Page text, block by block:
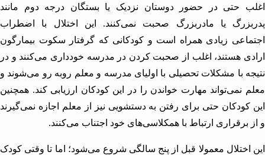
حتی در حضور دوستان نزدیک یا بستگان درجه دوم مانند
یا مادربزرگ صحبت نمی‌کنند. این اختلال با
اضطراب
زیادی همراه است و کودکانی که گرفتار سکوت بیمارگون
هستند، اغلب از صحبت کردن در مدرسه خودداری می‌کنند و در
بامشکلات تحصیلیبا اولیای مدرسه و معلم روبه رو می‌شوند و
نمی‌تواند مهارت خواندن را در این کودکان ارزیابی کند. همچنین
کودکان حتی برای رفتن به دستشویی نیز از معلم اجازه نمی‌گیرند
برقراری ارتباط با همکلاسی‌های خود اجتناب می‌کنند.
اختلال معمولا قبل از پنج سالگی شروع می‌شود؛ اما تا وقتی کودک